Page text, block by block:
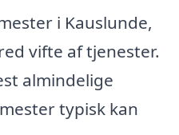
i Kauslunde,
vifte af tjenester.
almindelige
typisk kan